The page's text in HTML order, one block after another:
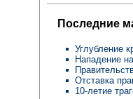
Последние
Углубление
Нападение
Отставка
10-летие